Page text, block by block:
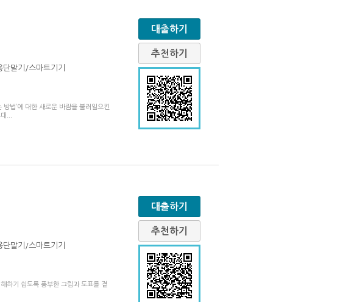
말기/스마트기기
법’에 대한 새로운 바람을 불러일으킨
대출하기
추천하기
말기/스마트기기
하기 쉽도록 풍부한 그림과 도표를 곁
대출하기
추천하기